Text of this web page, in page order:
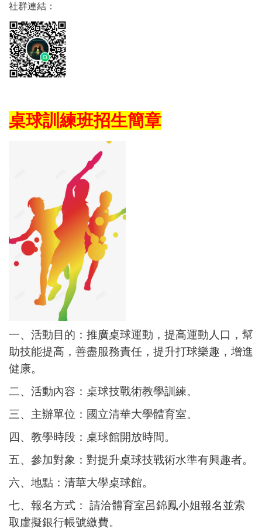
社群連結：
桌球訓練班招生簡章
一、活動目的：推廣桌球運動，提高運動人口，幫
助技能提高，善盡服務責任，提升打球樂趣，增進
健康。
二、活動內容：桌球技戰術教學訓練。
三、主辦單位：國立清華大學體育室。
四、教學時段：桌球館開放時間。
五、參加對象：對提升桌球技戰術水準有興趣者。
六、地點：清華大學桌球館。
七、報名方式： 請洽體育室呂錦鳳小姐報名並索
取虛擬銀行帳號繳費。